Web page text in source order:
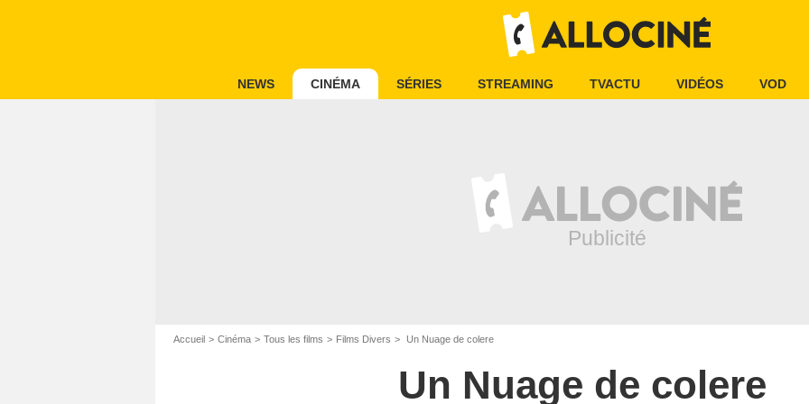
NEWS CINÉMA SÉRIES STREAMING TVACTU VIDÉOS VOD
Accueil Cinéma Tous les films Films Divers Un Nuage de colere
Un Nuage de colere